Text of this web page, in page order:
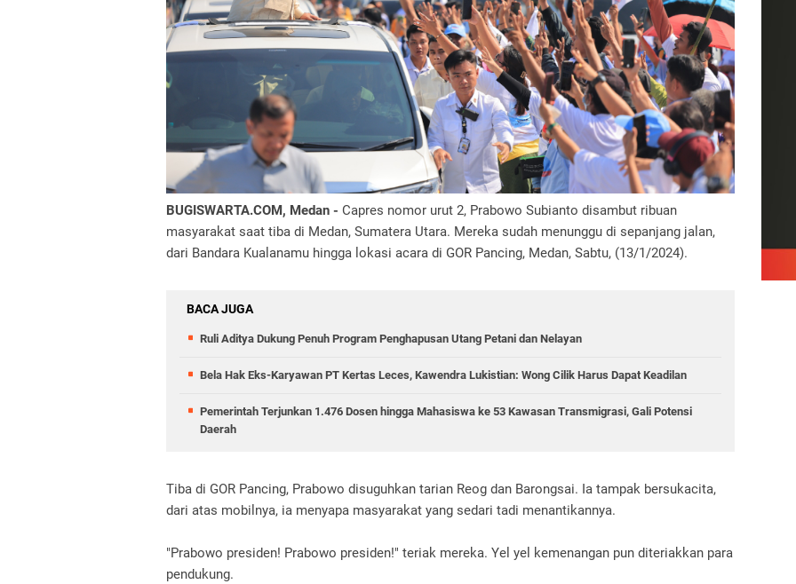
BUGISWARTA.COM, Medan - Capres nomor urut 2, Prabowo Subianto disambut ribuan
masyarakat saat tiba di Medan, Sumatera Utara. Mereka sudah menunggu di sepanjang jalan,
dari Bandara Kualanamu hingga lokasi acara di GOR Pancing, Medan, Sabtu, (13/1/2024).
BACA JUGA
Ruli Aditya Dukung Penuh Program Penghapusan Utang Petani dan Nelayan
Bela Hak Eks-Karyawan PT Kertas Leces, Kawendra Lukistian: Wong Cilik Harus Dapat Keadilan
Pemerintah Terjunkan 1.476 Dosen hingga Mahasiswa ke 53 Kawasan Transmigrasi, Gali Potensi
Daerah
Tiba di GOR Pancing, Prabowo disuguhkan tarian Reog dan Barongsai. Ia tampak bersukacita,
dari atas mobilnya, ia menyapa masyarakat yang sedari tadi menantikannya.
"Prabowo presiden! Prabowo presiden!" teriak mereka. Yel yel kemenangan pun diteriakkan para
pendukung.